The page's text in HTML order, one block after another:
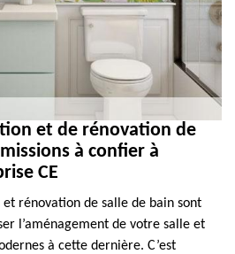
et de rénovation de
à confier à
CE
rénovation de salle de bain sont
l’aménagement de votre salle et
à cette dernière. C’est